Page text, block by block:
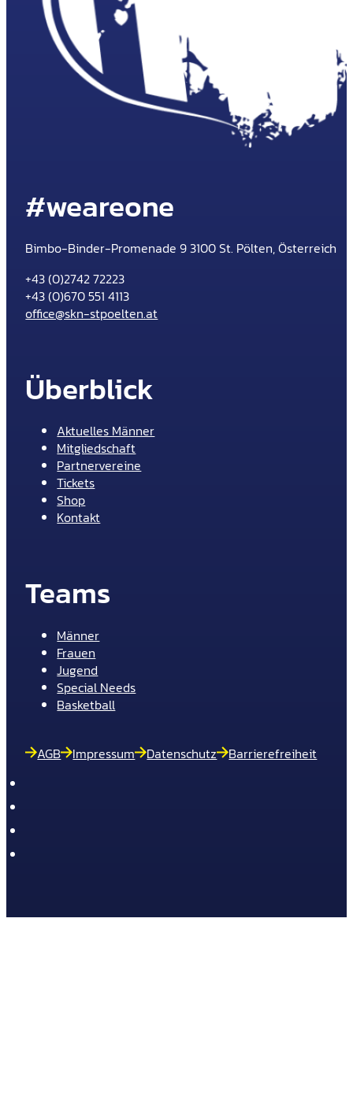
#weareone
Bimbo-Binder-Promenade 9 3100 St. Pölten, Österreich
+43 (0)2742 72223
+43 (0)670 551 4113
office@skn-stpoelten.at
Überblick
Aktuelles Männer
Mitgliedschaft
Partnervereine
Tickets
Shop
Kontakt
Teams
Männer
Frauen
Jugend
Special Needs
Basketball
AGB Impressum Datenschutz Barrierefreiheit